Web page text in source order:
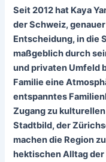
Seit 2012 hat Kaya
derSchweiz,
Entscheidung, in die
maßgeblich durch
und privaten Umfeld
Familie eine
entspanntes
Zugang zu
Stadtbild, der
machen die Region
hektischen Alltag